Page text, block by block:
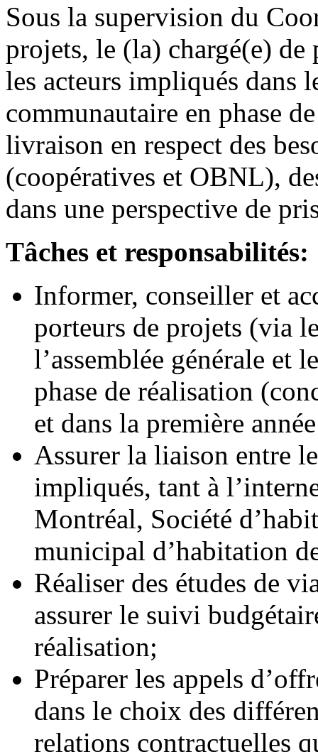
Sous la supervision du
projets, le (la) chargé(e) de
les acteurs impliqués dans
communautaire en phase
livraison en respect des
(coopératives et OBNL),
dans une perspective de
Tâches et responsabilités:
Informer, conseiller et
porteurs de projets (via
l’assemblée générale et
phase de réalisation
et dans la première
Assurer la liaison entre
impliqués, tant à
Montréal, Société
municipal d’habitation
Réaliser des études de
assurer le suivi
réalisation;
Préparer les appels
dans le choix des
relations contractuelles